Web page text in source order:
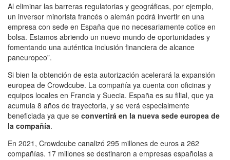
Al eliminar las barreras regulatorias y geográficas, por ejemplo,
un inversor minorista francés o alemán podrá invertir en una
empresa con sede en España que no necesariamente cotice en
bolsa. Estamos abriendo un nuevo mundo de oportunidades y
fomentando una auténtica inclusión financiera de alcance
paneuropeo”.
Si bien la obtención de esta autorización acelerará la expansión
europea de Crowdcube. La compañía ya cuenta con oficinas y
equipos locales en Francia y Suecia. España es su filial, que ya
acumula 8 años de trayectoria, y se verá especialmente
beneficiada ya que se convertirá en la nueva sede europea de
la compañía.
En 2021, Crowdcube canalizó 295 millones de euros a 262
compañías. 17 millones se destinaron a empresas españolas a